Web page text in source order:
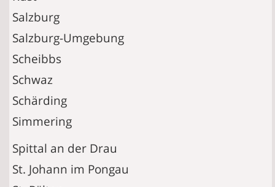
Salzburg
Salzburg-Umgebung
Scheibbs
Schwaz
Schärding
Simmering
Spittal an der Drau
St. Johann im Pongau